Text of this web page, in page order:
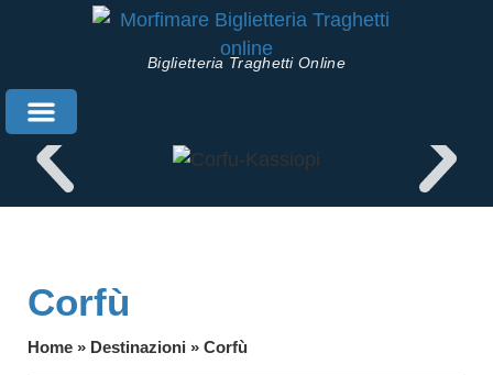
Biglietteria Traghetti Online
Corfù
Home » Destinazioni » Corfù